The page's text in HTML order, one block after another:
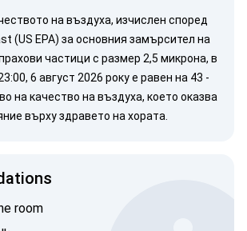
на въздуха, изчислен според
(US EPA) за основния замърсител на
частици с размер 2,5 микрона, в
6 август 2026 року е равен на 43 -
на качество на въздуха, което оказва
върху здравето на хората.
room